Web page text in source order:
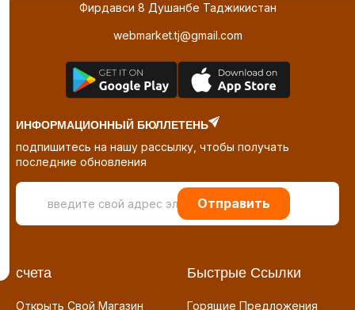
Фирдавси 8 Душанбе Таджикистан
webmarket.tj@gmail.com
ИНФОРМАЦИОННЫЙ БЮЛЛЕТЕНЬ
подпишитесь на нашу рассылку, чтобы получать
последние обновления
Отправить
счета
Открыть Свой Магазин
Быстрые Ссылки
Горящие Предложения